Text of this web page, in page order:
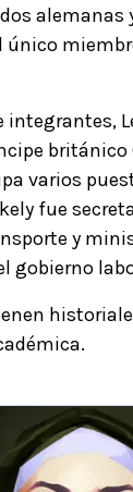
alemanas
único
integrantes,
británico
varios
fue
y
gobierno